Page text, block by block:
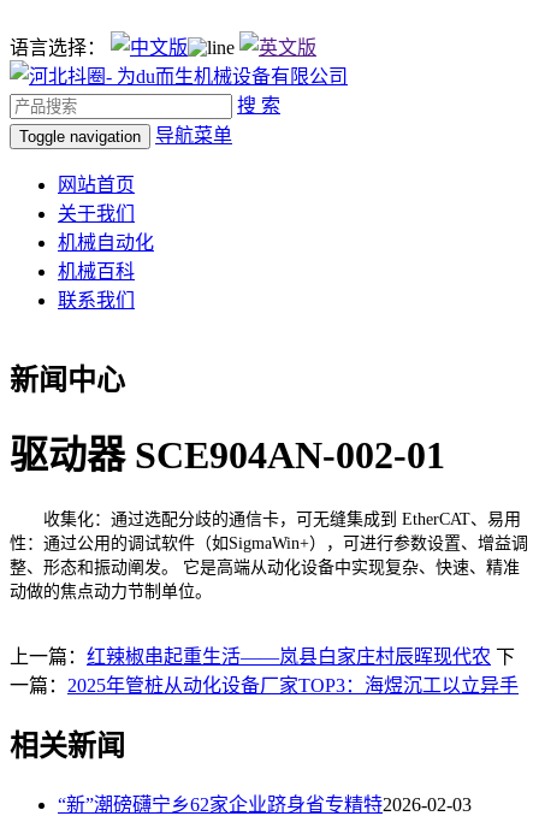
语言选择：
搜 索
Toggle navigation 导航菜单
网站首页
关于我们
机械自动化
机械百科
联系我们
新闻中心
驱动器 SCE904AN-002-01
收集化：通过选配分歧的通信卡，可无缝集成到 EtherCAT、易用
性：通过公用的调试软件（如SigmaWin+），可进行参数设置、增益调
整、形态和振动阐发。 它是高端从动化设备中实现复杂、快速、精准
动做的焦点动力节制单位。
上一篇： 红辣椒串起重生活——岚县白家庄村辰晖现代农 下
一篇： 2025年管桩从动化设备厂家TOP3：海煜沉工以立异手
相关新闻
“新”潮磅礴宁乡62家企业跻身省专精特2026-02-03